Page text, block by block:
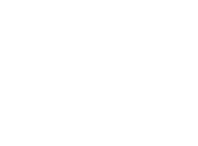
Приборы